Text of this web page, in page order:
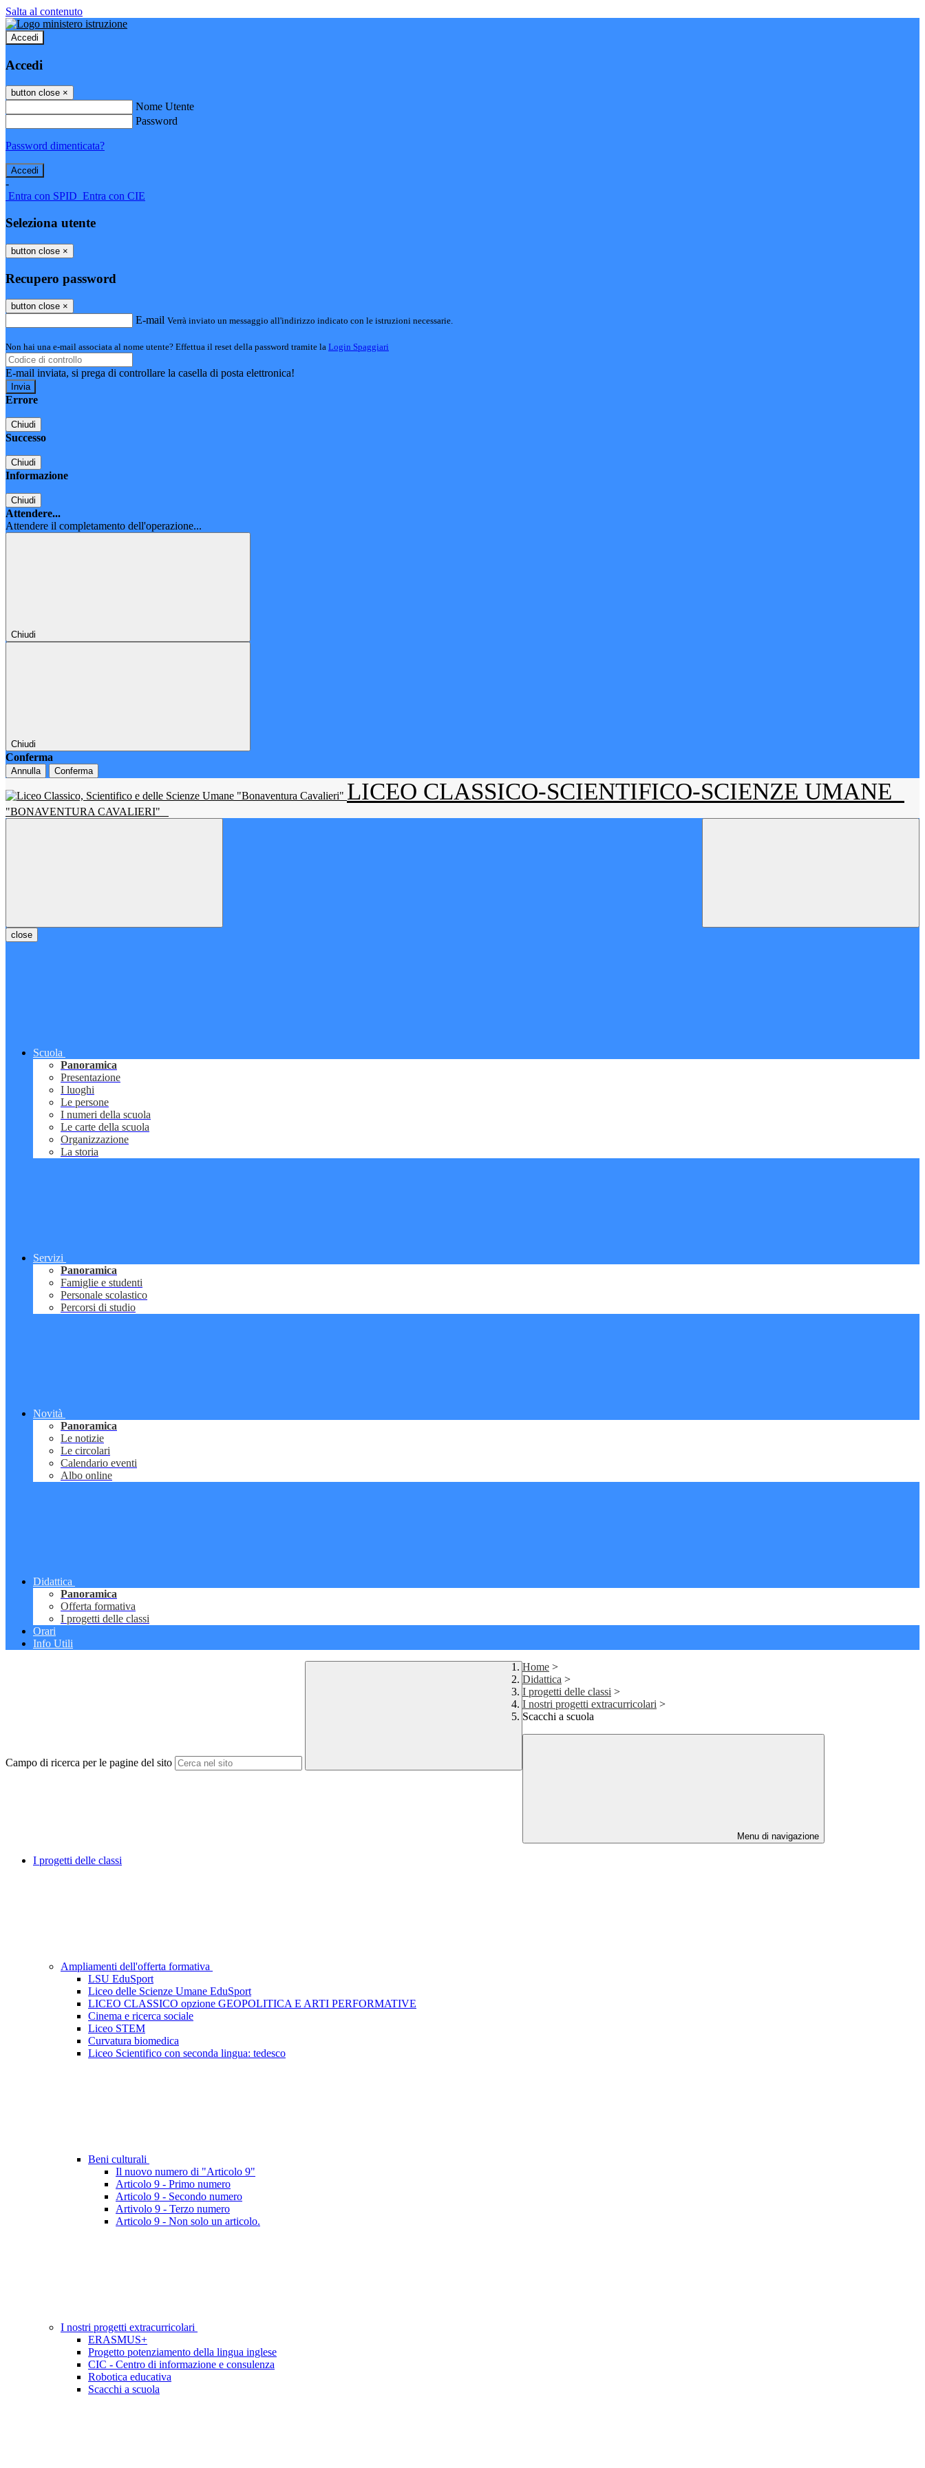
Salta al contenuto
Accedi
Accedi
button close ×
Nome Utente
Password
Password dimenticata?
-
Entra con SPID Entra con CIE
Seleziona utente
button close ×
Recupero password
button close ×
E-mail Verrà inviato un messaggio all'indirizzo indicato con le istruzioni necessarie.
Non hai una e-mail associata al nome utente? Effettua il reset della password tramite la Login Spaggiari
E-mail inviata, si prega di controllare la casella di posta elettronica!
Errore
Chiudi
Successo
Chiudi
Informazione
Chiudi
Attendere...
Attendere il completamento dell'operazione...
Chiudi
Chiudi
Conferma
Annulla Conferma
LICEO CLASSICO-SCIENTIFICO-SCIENZE UMANE
"BONAVENTURA CAVALIERI"
close
Scuola
Panoramica
Presentazione
I luoghi
Le persone
I numeri della scuola
Le carte della scuola
Organizzazione
La storia
Servizi
Panoramica
Famiglie e studenti
Personale scolastico
Percorsi di studio
Novità
Panoramica
Le notizie
Le circolari
Calendario eventi
Albo online
Didattica
Panoramica
Offerta formativa
I progetti delle classi
Orari
Info Utili
Campo di ricerca per le pagine del sito
Home >
Didattica >
I progetti delle classi >
I nostri progetti extracurricolari >
Scacchi a scuola
Menu di navigazione
I progetti delle classi
Ampliamenti dell'offerta formativa
LSU EduSport
Liceo delle Scienze Umane EduSport
LICEO CLASSICO opzione GEOPOLITICA E ARTI PERFORMATIVE
Cinema e ricerca sociale
Liceo STEM
Curvatura biomedica
Liceo Scientifico con seconda lingua: tedesco
Beni culturali
Il nuovo numero di "Articolo 9"
Articolo 9 - Primo numero
Articolo 9 - Secondo numero
Artivolo 9 - Terzo numero
Articolo 9 - Non solo un articolo.
I nostri progetti extracurricolari
ERASMUS+
Progetto potenziamento della lingua inglese
CIC - Centro di informazione e consulenza
Robotica educativa
Scacchi a scuola